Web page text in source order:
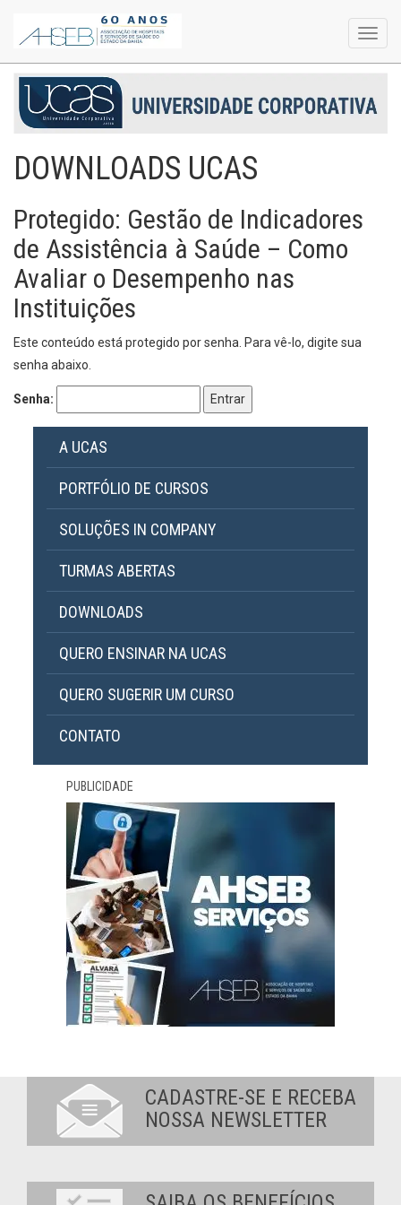
DOWNLOADS UCAS
Protegido: Gestão de Indicadores
de Assistência à Saúde – Como
Avaliar o Desempenho nas
Instituições
Este conteúdo está protegido por senha. Para vê-lo, digite sua
senha abaixo.
Senha:
A UCAS
PORTFÓLIO DE CURSOS
SOLUÇÕES IN COMPANY
TURMAS ABERTAS
DOWNLOADS
QUERO ENSINAR NA UCAS
QUERO SUGERIR UM CURSO
CONTATO
PUBLICIDADE
CADASTRE-SE E RECEBA
NOSSA NEWSLETTER